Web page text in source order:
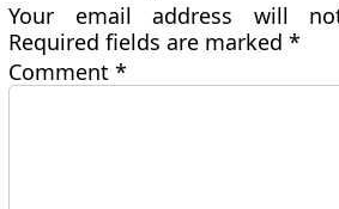
Your email address will
Required fields are marked*
Comment*